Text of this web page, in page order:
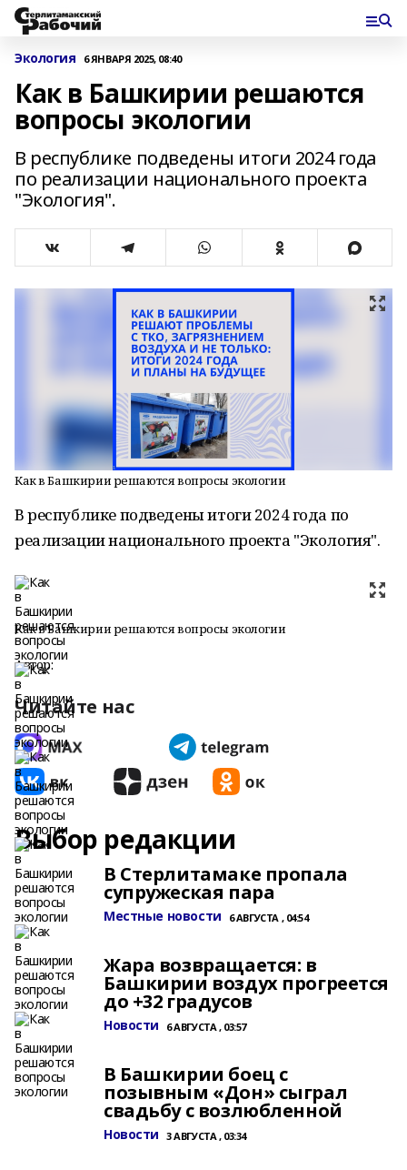
Экология 6 ЯНВАРЯ 2025, 08:40
Как в Башкирии решаются
вопросы экологии
В республике подведены итоги 2024 года
по реализации национального проекта
"Экология".
Как в Башкирии решаются вопросы экологии
В республике подведены итоги 2024 года по
реализации национального проекта "Экология".
Как в Башкирии решаются вопросы экологии
Автор:
Читайте нас
Выбор редакции
В Стерлитамаке пропала
супружеская пара
Местные новости 6 АВГУСТА , 04:54
Жара возвращается: в
Башкирии воздух прогреется
до +32 градусов
Новости 6 АВГУСТА , 03:57
В Башкирии боец с
позывным «Дон» сыграл
свадьбу с возлюбленной
Новости 3 АВГУСТА , 03:34